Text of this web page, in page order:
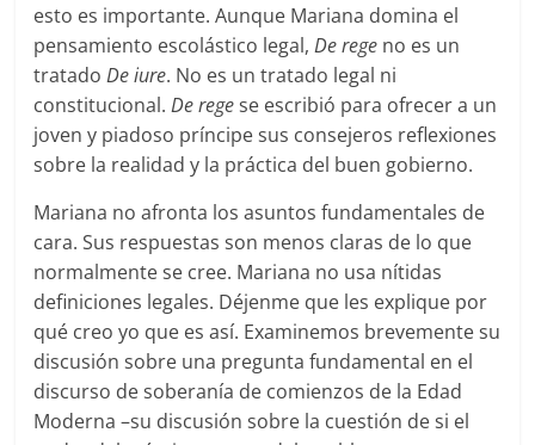
esto es importante. Aunque Mariana domina el
pensamiento escolástico legal,De rege no es un
tratadoDe iure. No es un tratado legal ni
constitucional.De regese escribió para ofrecer a un
joven y piadoso príncipe sus consejeros reflexiones
sobre la realidad y la práctica del buen gobierno.
Mariana no afronta los asuntos fundamentales de
cara. Sus respuestas son menos claras de lo que
normalmente se cree. Mariana no usa nítidas
definiciones legales. Déjenme que les explique por
qué creo yo que es así. Examinemos brevemente su
discusión sobre una pregunta fundamental en el
discurso de soberanía de comienzos de la Edad
Moderna –su discusión sobre la cuestión de si el